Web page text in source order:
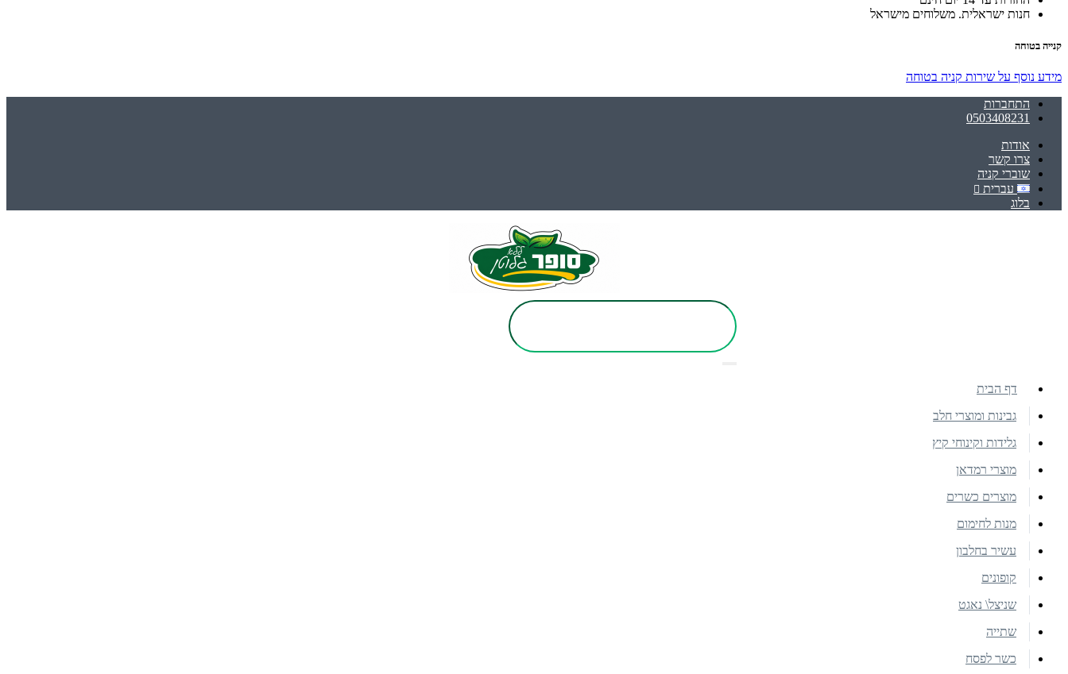
חנות ישראלית. משלוחים מישראל
קנייה בטוחה
מידע נוסף על שירות קניה בטוחה
התחברות
0503408231
אודות
צרו קשר
שוברי קניה
עברית
בלוג
דף הבית
גבינות ומוצרי חלב
גלידות וקינוחי קיץ
מוצרי רמדאן
מוצרים כשרים
מנות לחימום
עשיר בחלבון
קופונים
שניצל\ נאגט
שתייה
כשר לפסח